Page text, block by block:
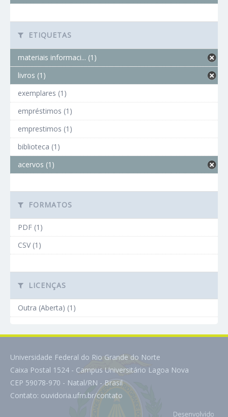
ETIQUETAS
materiais informaci... (1)
livros (1)
exemplares (1)
empréstimos (1)
emprestimos (1)
biblioteca (1)
acervos (1)
FORMATOS
PDF (1)
CSV (1)
LICENÇAS
Outra (Aberta) (1)
Universidade Federal do Rio Grande do Norte
Caixa Postal 1524 - Campus Universitário Lagoa Nova
CEP 59078-970 - Natal/RN - Brasil
Contato: ouvidoria.ufrn.br/contato